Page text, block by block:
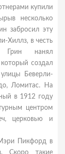
купили
несколько
забросил эту
Хиллз, в честь
Грин нанял
создал
Беверли-
Ломитас. На
в 1912 году
центром
церковью и
Пикфорд в
Скоро такие